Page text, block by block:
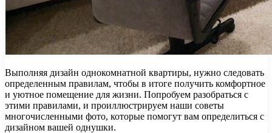
Выполняя дизайн однокомнатной квартиры, нужно следовать
определенным правилам, чтобы в итоге получить комфортное
и уютное помещение для жизни. Попробуем разобраться с
этими правилами, и проиллюстрируем наши советы
многочисленными фото, которые помогут вам определиться с
дизайном вашей однушки.